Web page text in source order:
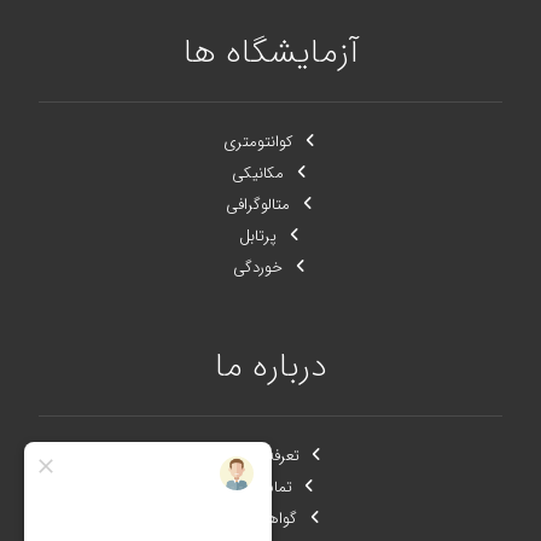
آزمایشگاه ها
کوانتومتری
مکانیکی
متالوگرافی
پرتابل
خوردگی
درباره ما
تعرفه خدمات
تماس با ما
گواهینامه ها